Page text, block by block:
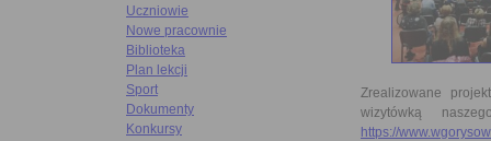
Uczniowie
Nowe pracownie
Biblioteka
Plan lekcji
Sport
Dokumenty
Konkursy
Zrealizowane
wizytówką
https://